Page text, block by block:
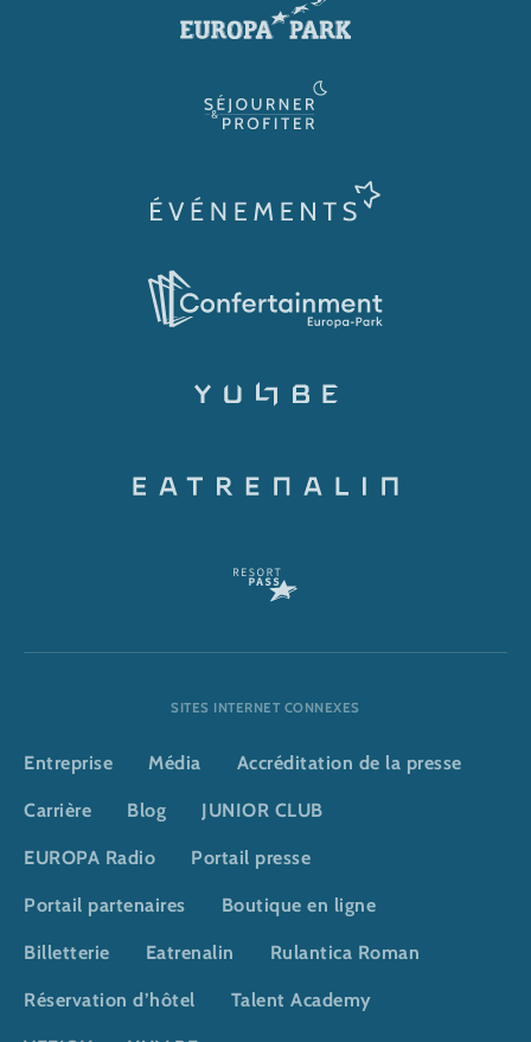
SITES INTERNET CONNEXES
Entreprise Média Accréditation de la presse
Carrière Blog JUNIOR CLUB
EUROPA Radio Portail presse
Portail partenaires Boutique en ligne
Billetterie Eatrenalin Rulantica Roman
Réservation d’hôtel Talent Academy